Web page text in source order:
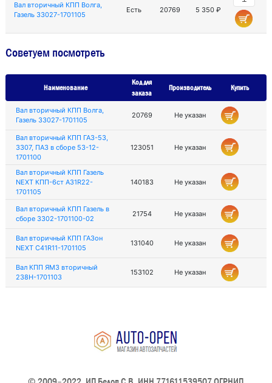
Вал вторичный КПП Волга,
Газель 33027-1701105
Есть 20769 5 350 ₽
Советуем посмотреть
Наименование
Код для
заказа
Производитель Купить
Вал вторичный КПП Волга,
Газель 33027-1701105
20769 Не указан
Вал вторичный КПП ГАЗ-53,
3307, ПАЗ в сборе 53-12-
1701100
123051 Не указан
Вал вторичный КПП Газель
NEXT КПП-6ст А31R22-
1701105
140183 Не указан
Вал вторичный КПП Газель в
сборе 3302-1701100-02
21754 Не указан
Вал вторичный КПП ГАЗон
NEXT C41R11-1701105
131040 Не указан
Вал КПП ЯМЗ вторичный
238Н-1701103
153102 Не указан